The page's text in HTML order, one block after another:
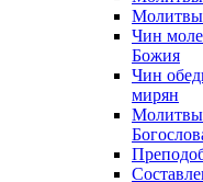
Молитвы
Чин
Божия
Чин
мирян
Молитвы